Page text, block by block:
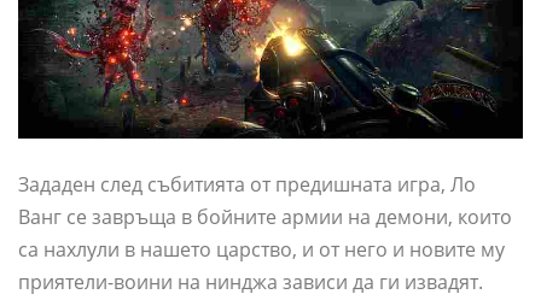
Зададен след събитията от предишната игра, Ло
Ванг се завръща в бойните армии на демони, които
са нахлули в нашето царство, и от него и новите му
приятели-воини на нинджа зависи да ги извадят.